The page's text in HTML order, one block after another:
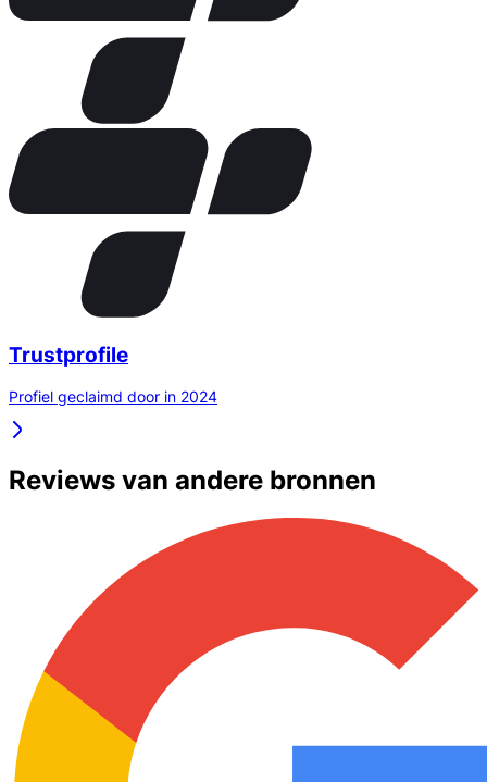
Trustprofile
Profiel geclaimd door in 2024
Reviews van andere bronnen